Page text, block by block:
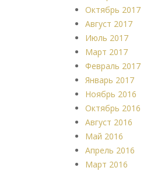
Октябрь 2017
Август 2017
Июль 2017
Март 2017
Февраль 2017
Январь 2017
Ноябрь 2016
Октябрь 2016
Август 2016
Май 2016
Апрель 2016
Март 2016